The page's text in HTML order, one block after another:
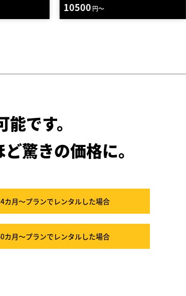
12870円～
です。
驚きの価格に。
カ月～プランでレンタルした場合
カ月～プランでレンタルした場合